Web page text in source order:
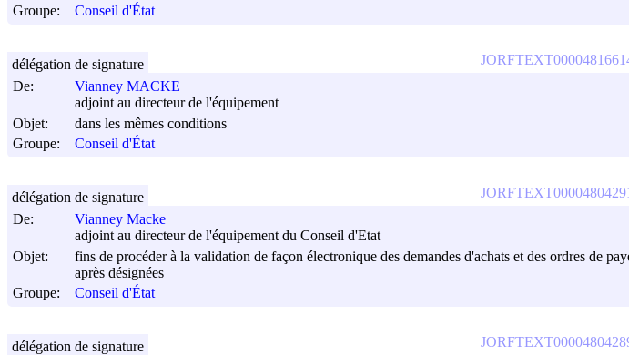
Groupe:
Conseil d'État
De:
Vianney MACKE
adjoint au directeur de l'équipement
Objet:
dans les mêmes conditions
Groupe:
Conseil d'État
délégation de signature
De:
Vianney Macke
adjoint au directeur de l'équipement du Conseil d'Etat
Objet:
fins de procéder à la validation de façon électronique des demandes d'achats et des ordres de
après désignées
Groupe:
Conseil d'État
délégation de signature
délégation de signature